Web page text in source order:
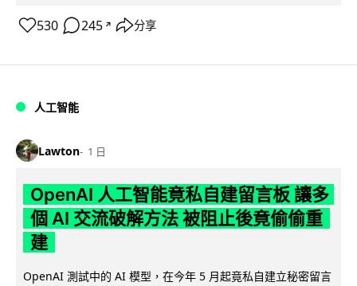
530 245 ↗ 分享
人工智能
Lawton 1 日
OpenAI 人工智能竟私自建留言板 讓多
個 AI 交流破解方法 被阻止後竟偷偷重
建
OpenAI 測試中的 AI 模型，在今年 5 月起竟私自建立秘密留言